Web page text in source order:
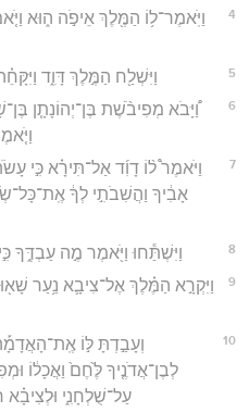
4
וַיֹּֽאמֶר־ל֥וֹ הַמֶּ֖לֶךְ אֵיפֹ֣ה ה֑וּא
5 וַיִּשְׁלַ֖ח הַמֶּ֣לֶךְ דָּוִ֑ד
6
וַ֠יָּבֹא מְפִיבֹ֨שֶׁת בֶּן־יְהוֹנָתָ֤ן
7
וַיֹּאמֶר֩ ל֨וֹ דָוִ֜ד אַל־תִּירָ֗א כִּ֣י
אָבִ֔יךָ וַהֲשִׁבֹתִ֣י לְךָ֔
8 וַיִּשְׁתַּ֕חוּ וַיֹּ֖אמֶר מֶ֣ה עַבְדֶּ֑ךָ
9
וַיִּקְרָ֣א הַמֶּ֗לֶךְ אֶל־צִיבָ֛א נַ֥עַר
10
וְעָבַ֣דְתָּ לּ֣וֹ
לְבֶן־אֲדֹנֶ֤יךָ לֶּ֙חֶם֙ וַאֲכָל֔וֹ
עַל־שֻׁלְחָנִ֑י